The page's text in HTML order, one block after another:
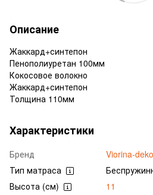
Описание
Жаккард+синтепон
Пенополиуретан 100мм
Кокосовое волокно
Жаккард+синтепон
Толщина 110мм
Характеристики
Бренд
Viorina-deko
Тип матраса
Высота (см)
11